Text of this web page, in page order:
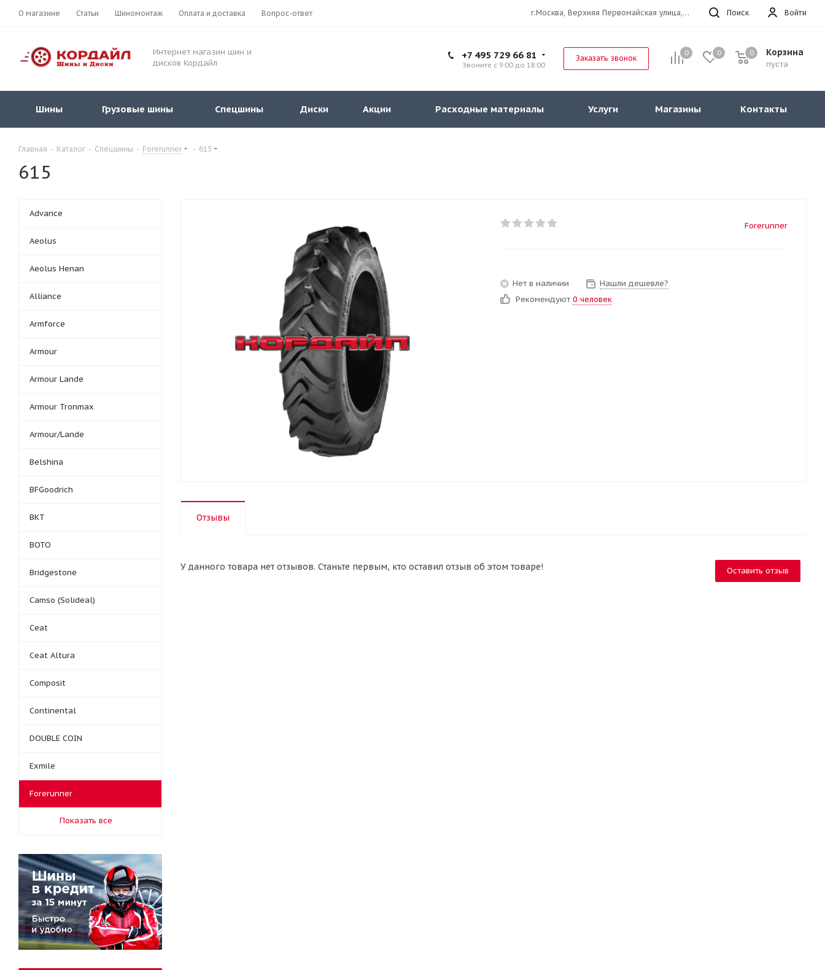
О магазине Статьи Шиномонтаж Оплата и доставка Вопрос-ответ Войти
Поиск
г.Москва, Верхняя Первомайская улица, 47к11 офис 214
Интернет магазин шин и
дисков Кордайл
0 0 Корзина
пуста
0
+7 495 729 66 81
Звоните с 9:00 до 18:00
Заказать звонок
Шины Грузовые шины Спецшины Диски Акции Расходные материалы Услуги Магазины Контакты
Главная - Каталог - Спецшины - Forerunner - 615
615
Forerunner
Нет в наличии
Нашли дешевле?
Рекомендуют 0 человек
Отзывы
Оставить отзыв
У данного товара нет отзывов. Станьте первым, кто оставил отзыв об этом товаре!
Advance
Aeolus
Aeolus Henan
Alliance
Armforce
Armour
Armour Lande
Armour Tronmax
Armour/Lande
Belshina
BFGoodrich
BKT
BOTO
Bridgestone
Camso (Solideal)
Ceat
Ceat Altura
Composit
Continental
DOUBLE COIN
Exmile
Forerunner
Показать все